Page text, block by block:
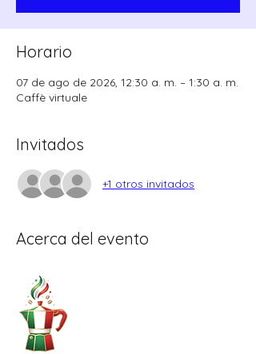
Horario
07 de ago de 2026, 12:30 a. m. – 1:30 a. m.
Caffè virtuale
Invitados
+1 otros invitados
Acerca del evento